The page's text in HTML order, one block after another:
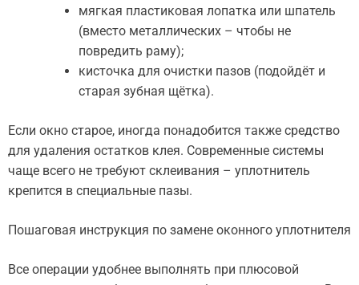
мягкая пластиковая лопатка или шпатель
(вместо металлических – чтобы не
повредить раму);
кисточка для очистки пазов (подойдёт и
старая зубная щётка).
Если окно старое, иногда понадобится также средство
для удаления остатков клея. Современные системы
чаще всего не требуют склеивания – уплотнитель
крепится в специальные пазы.
Пошаговая инструкция по замене оконного уплотнителя
Все операции удобнее выполнять при плюсовой